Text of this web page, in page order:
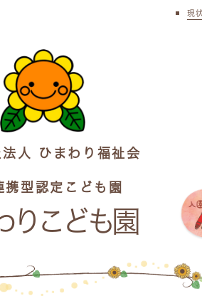
現
人 ひまわり福祉会
携型認定こども園
りこども園